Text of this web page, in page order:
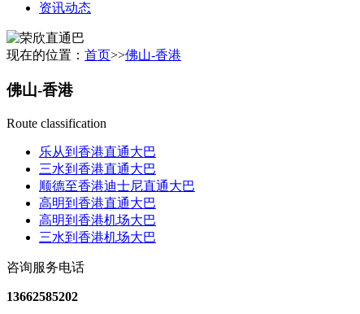
资讯动态
现在的位置： 首页>>佛山-香港
佛山-香港
Route classification
乐从到香港直通大巴
三水到香港直通大巴
顺德至香港迪士尼直通大巴
高明到香港直通大巴
高明到香港机场大巴
三水到香港机场大巴
咨询服务电话
13662585202